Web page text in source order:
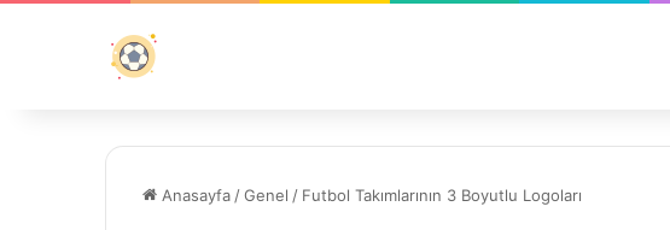
Anasayfa /Genel / Futbol Takımlarının 3 Boyutlu Logoları